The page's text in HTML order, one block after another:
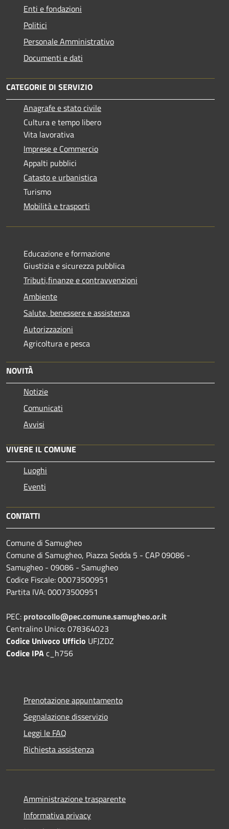
Enti e fondazioni
Politici
Personale Amministrativo
Documenti e dati
CATEGORIE DI SERVIZIO
Anagrafe e stato civile
Cultura e tempo libero
Vita lavorativa
Imprese e Commercio
Appalti pubblici
Catasto e urbanistica
Turismo
Mobilità e trasporti
Educazione e formazione
Giustizia e sicurezza pubblica
Tributi,finanze e contravvenzioni
Ambiente
Salute, benessere e assistenza
Autorizzazioni
Agricoltura e pesca
NOVITÀ
Notizie
Comunicati
Avvisi
VIVERE IL COMUNE
Luoghi
Eventi
CONTATTI
Comune di Samugheo
Comune di Samugheo, Piazza Sedda 5 - CAP 09086 -
Samugheo - 09086 - Samugheo
Codice Fiscale: 00073500951
Partita IVA: 00073500951
PEC: protocollo@pec.comune.samugheo.or.it
Centralino Unico: 078364023
Codice Univoco Ufficio UFJZDZ
Codice IPAc_h756
Prenotazione appuntamento
Segnalazione disservizio
Leggi le FAQ
Richiesta assistenza
Amministrazione trasparente
Informativa privacy